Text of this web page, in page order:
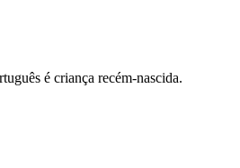
é criança recém-nascida.